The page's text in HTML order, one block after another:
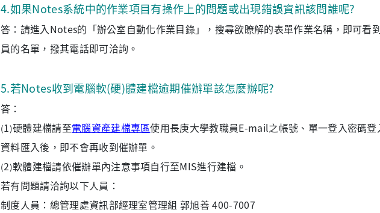
4.如果Notes系統中的作業項目有操作上的問題或出現錯誤資訊該問誰呢?
答：請進入Notes的「辦公室自動化作業目錄」，搜尋欲瞭解的表單作業名稱，即可看
員的名單，撥其電話即可洽詢。
5.若Notes收到電腦軟(硬)體建檔逾期催辦單該怎麼辦呢?
答：
(1)硬體建檔請至電腦資產建檔專區使用長庚大學教職員E-mail之帳號、單一登入密碼
資料匯入後，即不會再收到催辦單。
(2)軟體建檔請依催辦單內注意事項自行至MIS進行建檔。
若有問題請洽詢以下人員：
制度人員：總管理處資訊部經理室管理組 郭旭善 400-7007